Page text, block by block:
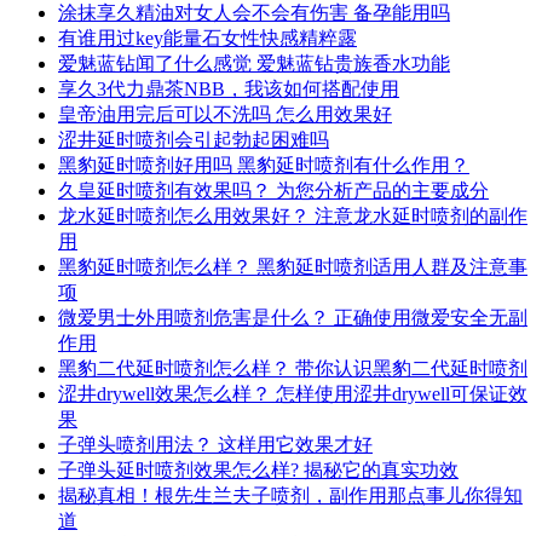
涂抹享久精油对女人会不会有伤害 备孕能用吗
有谁用过key能量石女性快感精粹露
爱魅蓝钻闻了什么感觉 爱魅蓝钻贵族香水功能
享久3代力鼎茶NBB，我该如何搭配使用
皇帝油用完后可以不洗吗 怎么用效果好
涩井延时喷剂会引起勃起困难吗
黑豹延时喷剂好用吗 黑豹延时喷剂有什么作用？
久皇延时喷剂有效果吗？ 为您分析产品的主要成分
龙水延时喷剂怎么用效果好？ 注意龙水延时喷剂的副作
用
黑豹延时喷剂怎么样？ 黑豹延时喷剂适用人群及注意事
项
微爱男士外用喷剂危害是什么？ 正确使用微爱安全无副
作用
黑豹二代延时喷剂怎么样？ 带你认识黑豹二代延时喷剂
涩井drywell效果怎么样？ 怎样使用涩井drywell可保证效
果
子弹头喷剂用法？ 这样用它效果才好
子弹头延时喷剂效果怎么样? 揭秘它的真实功效
揭秘真相！根先生兰夫子喷剂，副作用那点事儿你得知
道